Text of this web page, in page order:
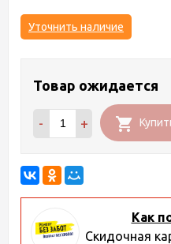
Уточнить наличие
Товар ожидается
- +
Как
Скидочная